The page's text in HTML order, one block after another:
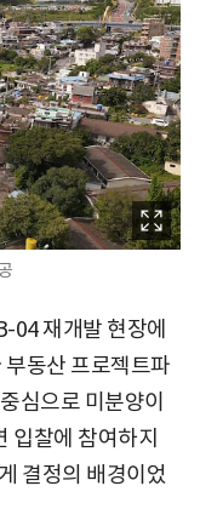
04 재개발 현장에
동산 프로젝트파
심으로 미분양이
입찰에 참여하지
결정의 배경이었